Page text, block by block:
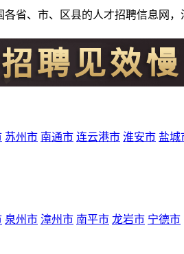
各省、市、区县的人才招聘信息网
苏州市 南通市 连云港市 淮安市 盐城
泉州市 漳州市 南平市 龙岩市 宁德市